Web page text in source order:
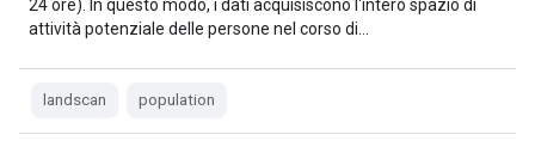
24 ore). In questo modo, i dati acquisiscono l'intero spazio di
attività potenziale delle persone nel corso di…
landscan population